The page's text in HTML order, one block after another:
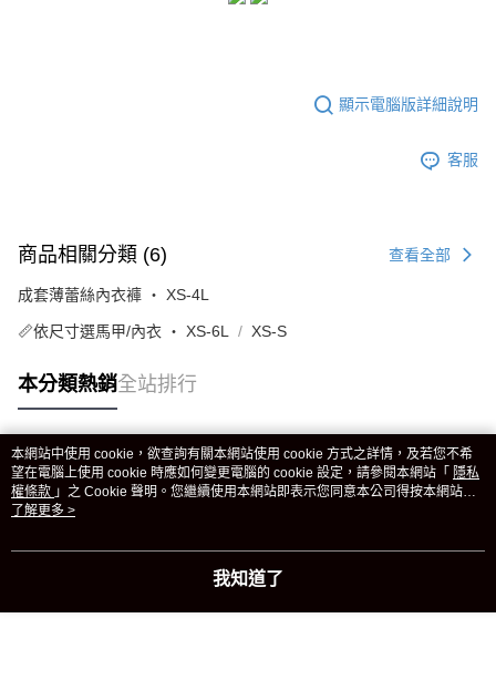
顯示電腦版詳細說明
客服
商品相關分類 (6) 查看全部
成套薄蕾絲內衣褲 ‧ XS-4L
📏依尺寸選馬甲/內衣 ‧ XS-6L XS-S
本分類熱銷全站排行
熱門標籤
本網站中使用 cookie，欲查詢有關本網站使用 cookie 方式之詳情，及若您不希
望在電腦上使用 cookie 時應如何變更電腦的 cookie 設定，請參閱本網站「 隱私
權條款 」之 Cookie 聲明。您繼續使用本網站即表示您同意本公司得按本網站使
用條款之 Cookie 聲明使用 cookie。
了解更多 >
我知道了